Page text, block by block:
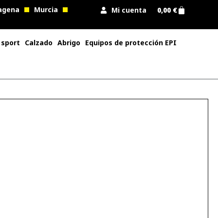
Murcia Mi cuenta 0,00 €
sport Calzado Abrigo Equipos de protección EPI